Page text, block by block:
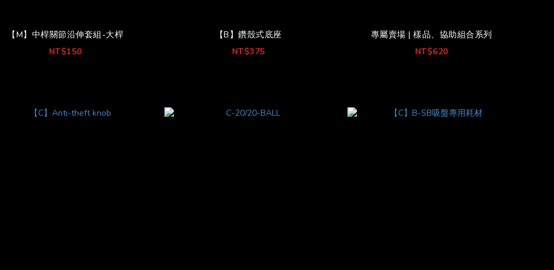
【M】中桿關節沿伸套組-大桿
NT$150
【B】鑽殼式底座
NT$375
專屬賣場 | 樣品、協助組合系列
NT$620